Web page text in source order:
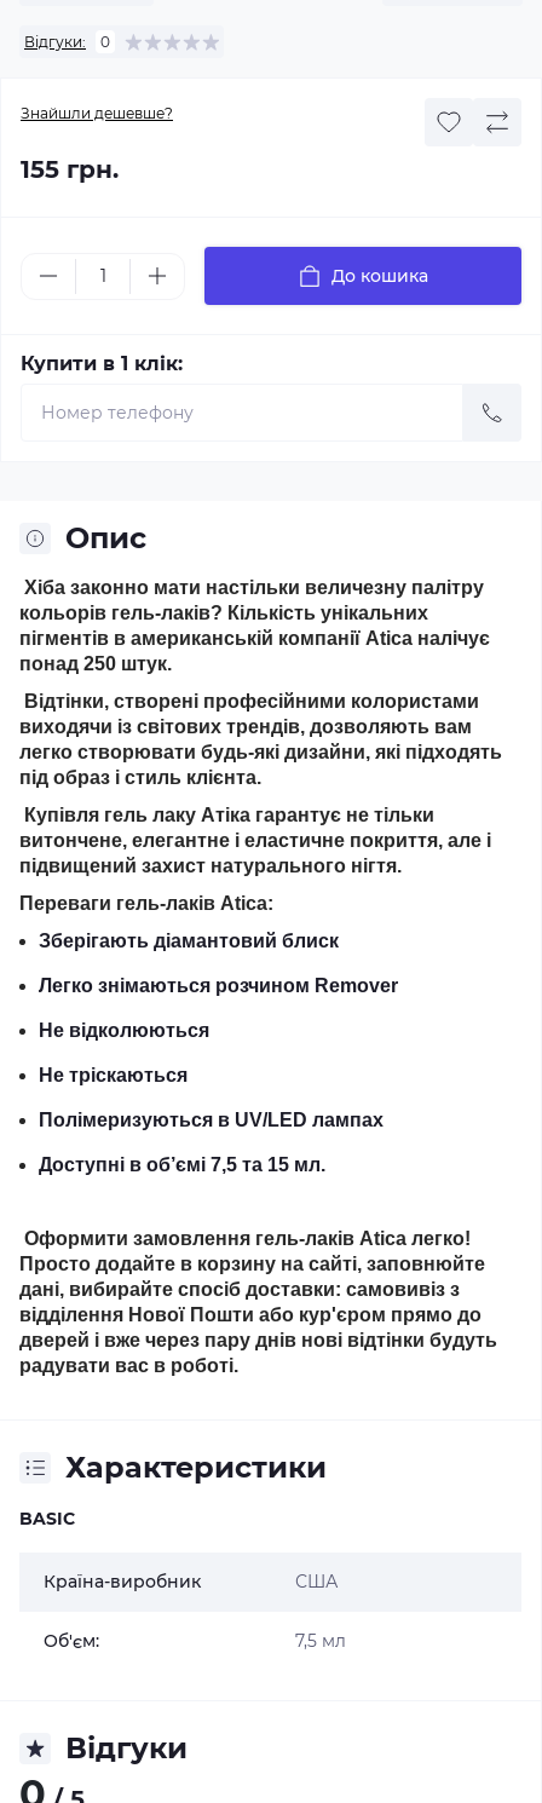
Відгуки: 0
Знайшли дешевше?
155 грн.
До кошика
Купити в 1 клік:
Опис
Хіба законно мати настільки величезну палітру
кольорів гель-лаків? Кількість унікальних
пігментів в американській компанії Atica налічує
понад 250 штук.
Відтінки, створені професійними колористами
виходячи із світових трендів, дозволяють вам
легко створювати будь-які дизайни, які підходять
під образ і стиль клієнта.
Купівля гель лаку Атіка гарантує не тільки
витончене, елегантне і еластичне покриття, але і
підвищений захист натурального нігтя.
Переваги гель-лаків Atica:
Зберігають діамантовий блиск
Легко знімаються розчином Remover
Не відколюються
Не тріскаються
Полімеризуються в UV/LED лампах
Доступні в об’ємі 7,5 та 15 мл.
Оформити замовлення гель-лаків Atica легко!
Просто додайте в корзину на сайті, заповнюйте
дані, вибирайте спосіб доставки: самовивіз з
відділення Нової Пошти або кур'єром прямо до
дверей і вже через пару днів нові відтінки будуть
радувати вас в роботі.
Характеристики
BASIC
Країна-виробник США
Об'єм: 7,5 мл
Відгуки